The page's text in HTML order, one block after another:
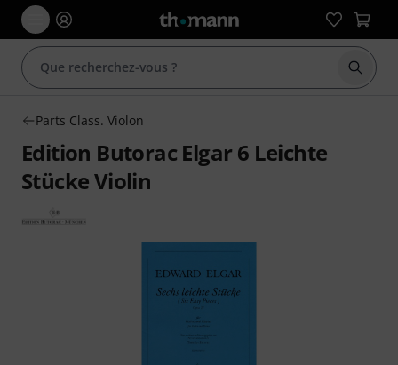
Parts Class. Violon
Edition Butorac Elgar 6 Leichte
Stücke Violin